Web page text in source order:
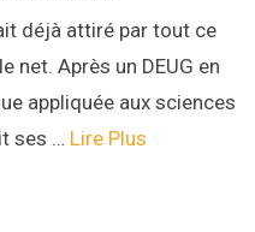
déjà attiré par tout ce
net. Après un DEUG en
appliquée aux sciences
ses … Lire Plus